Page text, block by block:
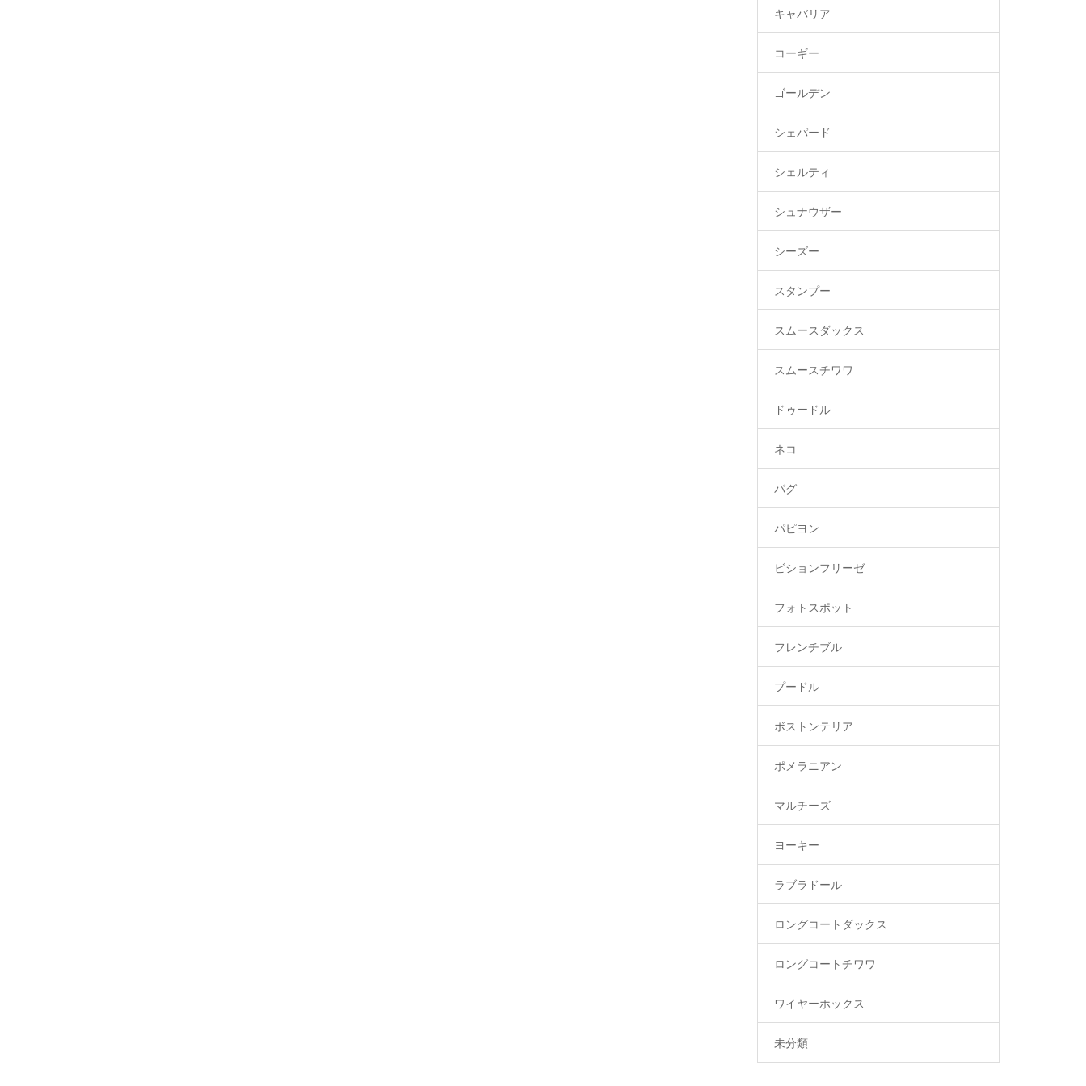
キャバリア
コーギー
ゴールデン
シェパード
シェルティ
シュナウザー
シーズー
スタンプー
スムースダックス
スムースチワワ
ドゥードル
ネコ
パグ
パピヨン
ビションフリーゼ
フォトスポット
フレンチブル
プードル
ボストンテリア
ポメラニアン
マルチーズ
ヨーキー
ラブラドール
ロングコートダックス
ロングコートチワワ
ワイヤーホックス
未分類